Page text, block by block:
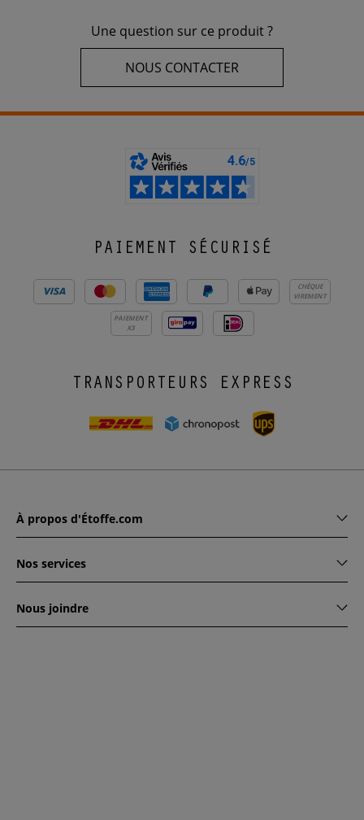
Une question sur ce produit ?
NOUS CONTACTER
PAIEMENT SÉCURISÉ
CHÈQUE
VIREMENT
PAIEMENT
X3
TRANSPORTEURS EXPRESS
À propos d'Étoffe.com
Nos services
Nous joindre